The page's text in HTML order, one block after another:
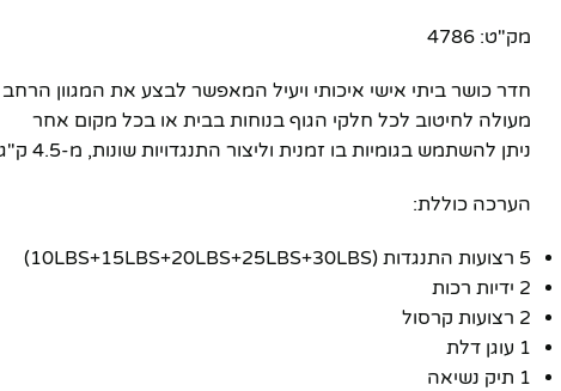
מק"ט: 4786
חדר כושר ביתי אישי איכותי ויעיל המאפשר לבצע את המגוון הרחב
מעולה לחיטוב לכל חלקי הגוף בנוחות בבית או בכל מקום אחר
ניתן להשתמש בגומיות בו זמנית וליצור התנגדויות שונות, מ-4.5 ק"ג ועד 45 ק"ג
הערכה כוללת:
5 רצועות התנגדות (10LBS+15LBS+20LBS+25LBS+30LBS)
2 ידיות רכות
2 רצועות קרסול
1 עוגן דלת
1 תיק נשיאה